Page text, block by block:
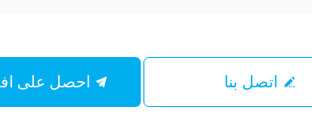
اتصل بنا